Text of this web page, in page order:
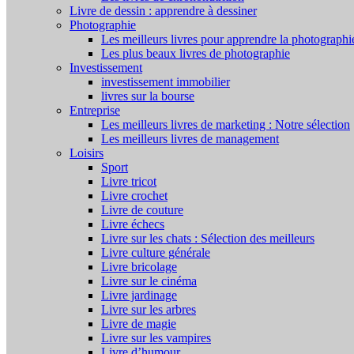
Livre de dessin : apprendre à dessiner
Photographie
Les meilleurs livres pour apprendre la
Les plus beaux livres de photographie
Investissement
investissement immobilier
livres sur la bourse
Entreprise
Les meilleurs livres de marketing : Notre sélection
Les meilleurs livres de management
Loisirs
Sport
Livre tricot
Livre crochet
Livre de couture
Livre échecs
Livre sur les chats : Sélection des meilleurs
Livre culture générale
Livre bricolage
Livre sur le cinéma
Livre jardinage
Livre sur les arbres
Livre de magie
Livre sur les vampires